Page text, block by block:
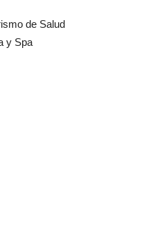
de Salud
y Spa